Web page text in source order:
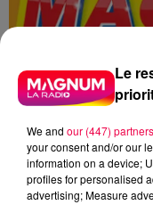
Le
We and our (447) partners
your consent and/or our
information on a device;
profiles for personalised
advertising; Measure